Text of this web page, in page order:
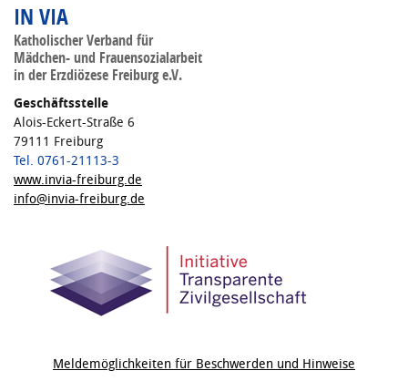
IN VIA
Katholischer Verband für
Mädchen- und Frauensozialarbeit
in der Erzdiözese Freiburg e.V.
Geschäftsstelle
Alois-Eckert-Straße 6
79111 Freiburg
Tel. 0761-21113-3
www.invia-freiburg.de
info@invia-freiburg.de
Meldemöglichkeiten für Beschwerden und Hinweise